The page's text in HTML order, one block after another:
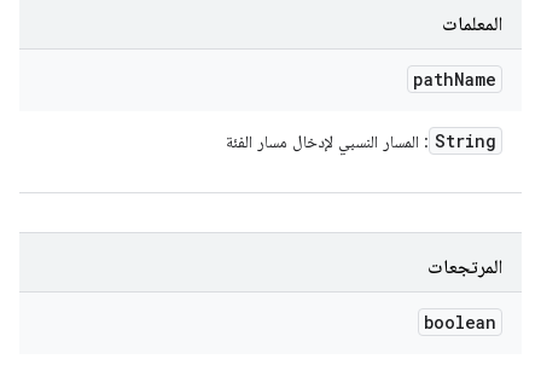
المعلمات
pathName
String : المسار النسبي لإدخال مسار الفئة
المرتجعات
boolean